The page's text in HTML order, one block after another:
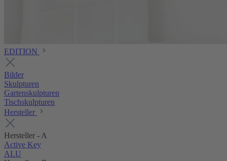
EDITION
Bilder
Skulpturen
Gartenskulpturen
Tischskulpturen
Hersteller
Hersteller - A
Active Key
ALU